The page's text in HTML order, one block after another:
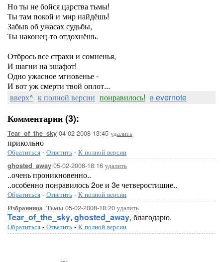
Но ты не бойся царства тьмы!
Ты там покой и мир найдёшь!
Забыв об ужасах судьбы,
Ты наконец-то отдохнёшь.
Отбрось все страхи и сомненья,
И шагни на эшафот!
Одно ужасное мгновенье -
И вот уж смерти твой оплот...
вверх^ к полной версии понравилось! в evernote
Комментарии (3):
Tear_of_the_sky 04-02-2008-13:45 удалить
прикольно
Обратиться - Ответить - К полной версии
ghosted_away 05-02-2008-18:16 удалить
..очень проникновенно..
..особенно понравилось 2ое и 3е четверостишие..
Обратиться - Ответить - К полной версии
Избранница_Тьмы 05-02-2008-18:20 удалить
Tear_of_the_sky, ghosted_away, благодарю.
Обратиться - Ответить - К полной версии